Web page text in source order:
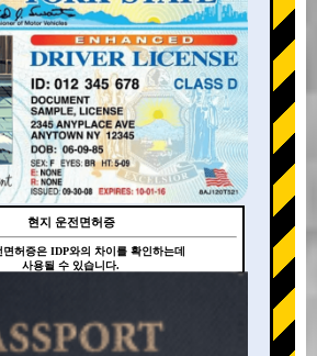
+
현지 운전면허증
면허증은 IDP와의 차이를 확인하는데
사용될 수 있습니다.